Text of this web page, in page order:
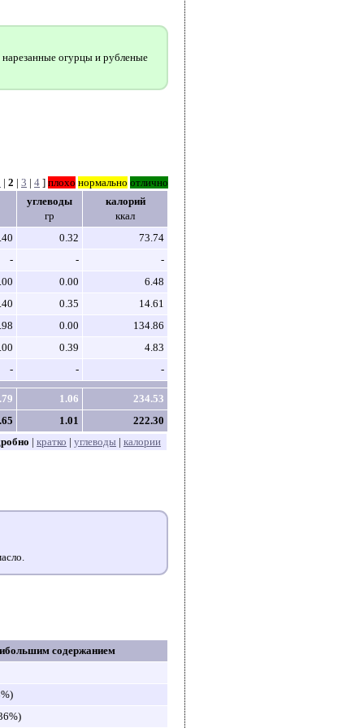
огурцы и рубленые
| 2 | 3 | 4 ] плохо нормально отлично
углеводы
гр
калорий
ккал
0.32
73.74
- -
-
0.00
6.48
0.35
14.61
0.00
134.86
0.39
4.83
- - -
1.06
234.53
1.01
222.30
| кратко | углеводы | калории
содержанием